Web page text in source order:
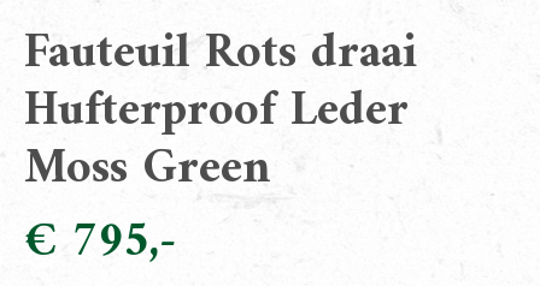
Fauteuil Rots draai
Hufterproof Leder
Moss Green
€ 795